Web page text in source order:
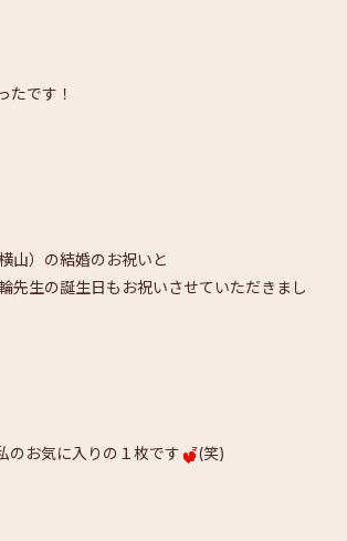
たです！
山）の結婚のお祝いと
先生の誕生日もお祝いさせていただきまし
のお気に入りの１枚です (笑)